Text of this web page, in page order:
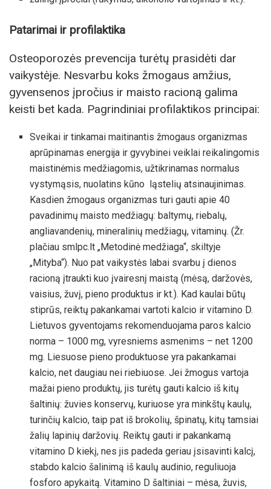
Patarimai ir profilaktika
Osteoporozės prevencija turėtų prasidėti dar
vaikystėje. Nesvarbu koks žmogaus amžius,
gyvensenos įpročius ir maisto racioną galima
keisti bet kada. Pagrindiniai profilaktikos principai:
Sveikai ir tinkamai maitinantis žmogaus organizmas
aprūpinamas energija ir gyvybinei veiklai reikalingomis
maistinėmis medžiagomis, užtikrinamas normalus
vystymąsis, nuolatins kūno ląstelių atsinaujinimas.
Kasdien žmogaus organizmas turi gauti apie 40
pavadinimų maisto medžiagų: baltymų, riebalų,
angliavandenių, mineralinių medžiagų, vitaminų. (Žr.
plačiau smlpc.lt „Metodinė medžiaga“, skiltyje
„Mityba“). Nuo pat vaikystės labai svarbu į dienos
racioną įtraukti kuo įvairesnį maistą (mėsą, daržovės,
vaisius, žuvį, pieno produktus ir kt.). Kad kaulai būtų
stiprūs, reiktų pakankamai vartoti kalcio ir vitamino D.
Lietuvos gyventojams rekomenduojama paros kalcio
norma – 1000 mg, vyresniems asmenims – net 1200
mg. Liesuose pieno produktuose yra pakankamai
kalcio, net daugiau nei riebiuose. Jei žmogus vartoja
mažai pieno produktų, jis turėtų gauti kalcio iš kitų
šaltinių: žuvies konservų, kuriuose yra minkštų kaulų,
turinčių kalcio, taip pat iš brokolių, špinatų, kitų tamsiai
žalių lapinių daržovių. Reiktų gauti ir pakankamą
vitamino D kiekį, nes jis padeda geriau įsisavinti kalcį,
stabdo kalcio šalinimą iš kaulų audinio, reguliuoja
fosforo apykaitą. Vitamino D šaltiniai – mėsa, žuvis,